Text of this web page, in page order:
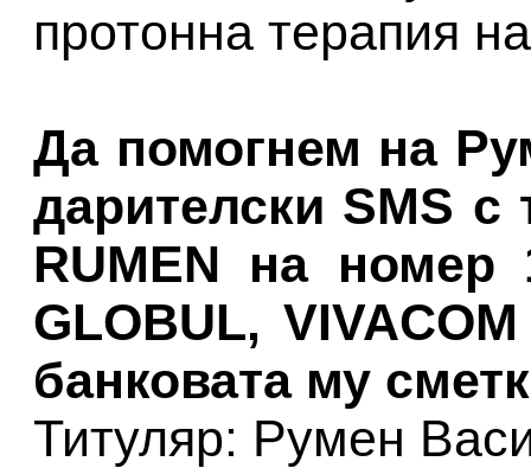
протонна терапия
Да помогнем на
дарителски SMS с
RUMEN на номер
GLOBUL,
банковата му
Титуляр: Румен